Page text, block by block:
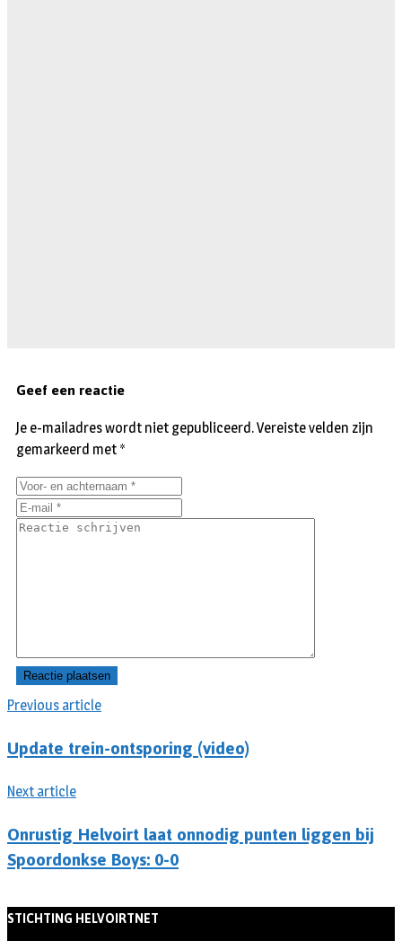
Previous article
Update trein-ontsporing (video)
Next article
Onrustig Helvoirt laat onnodig punten liggen bij
Spoordonkse Boys: 0-0
Geef een reactie
Je e-mailadres wordt niet gepubliceerd.Vereiste velden zijn
gemarkeerd met *
STICHTING HELVOIRTNET